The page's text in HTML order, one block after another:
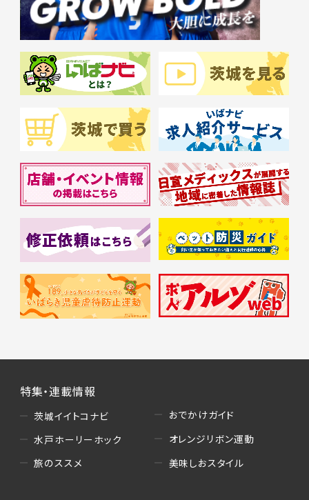
特集・連載情報
茨城イイトコナビ
水戸ホーリーホック
旅のススメ
おでかけガイド
オレンジリボン運動
美味しおスタイル